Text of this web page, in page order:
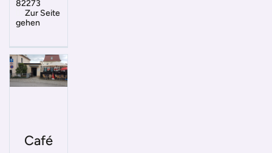
82273
Zur Seite
gehen
Café